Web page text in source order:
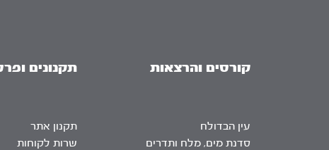
קורסים והרצאות
עין הבדולח
סדנת מים, מלח ותדרים
תקנונים
תקנון אתר
שרות לקוחות